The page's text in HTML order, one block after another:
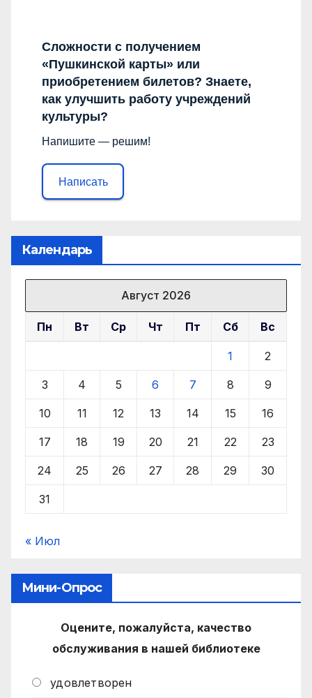
Сложности с получением
«Пушкинской карты» или
приобретением билетов? Знаете,
как улучшить работу учреждений
культуры?
Напишите — решим!
Написать
Календарь
Август 2026
Пн Вт Ср Чт Пт Сб Вс
1 2
3 4 5 6 7 8 9
10 11 12 13 14 15 16
17 18 19 20 21 22 23
24 25 26 27 28 29 30
31
« Июл
Мини-Опрос
Оцените, пожалуйста, качество
обслуживания в нашей библиотеке
удовлетворен